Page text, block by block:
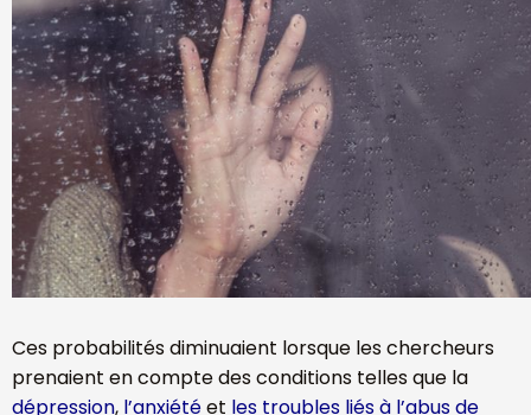
Ces probabilités diminuaient lorsque les chercheurs
prenaient en compte des conditions telles que la
dépression, l’anxiétéet les troubles liés à l’abus de